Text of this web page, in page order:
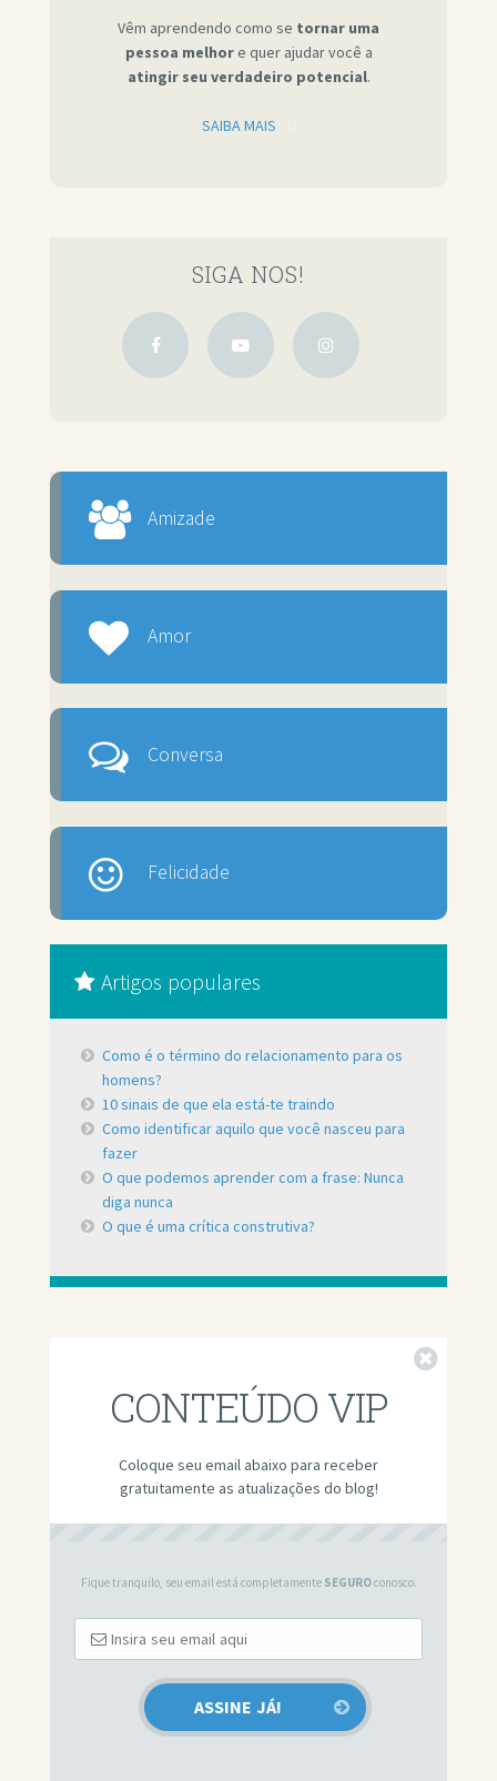
Vêm aprendendo como se tornar uma
pessoa melhore quer ajudar você a
atingir seu verdadeiro potencial.
SAIBA MAIS
SIGA NOS!
Amizade
Amor
Conversa
Felicidade
Artigos populares
Como é o término do relacionamento para os
homens?
10 sinais de que ela está-te traindo
Como identificar aquilo que você nasceu para
fazer
O que podemos aprender com a frase: Nunca
diga nunca
O que é uma crítica construtiva?
CONTEÚDO VIP
Coloque seu email abaixo para receber
gratuitamente as atualizações do blog!
Fique tranquilo, seu email está completamente SEGUROconosco.